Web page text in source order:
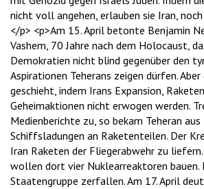
nicht voll angehen, erlauben sie Iran,
</p> <p>Am 15. April betonte Benjamin
Vashem, 70 Jahre nach dem Holocaust,
Demokratien nicht blind gegenüber den
Aspirationen Teherans zeigen dürfen. Aber
geschieht, indem Irans Expansion,
Geheimaktionen nicht erwogen werden.
Medienberichte zu, so bekam Teheran
Schiffsladungen an Raketenteilen. Der
Iran Raketen der Fliegerabwehr zu
wollen dort vier Nuklearreaktoren
Staatengruppe zerfallen. Am 17. April